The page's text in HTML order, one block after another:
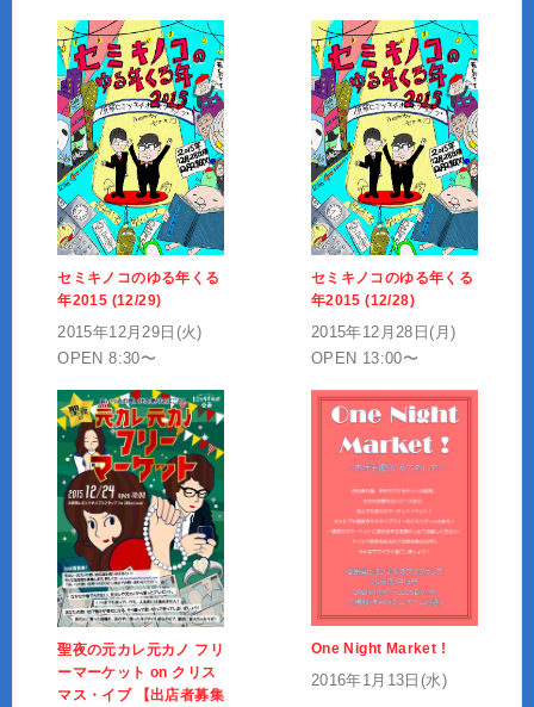
セミキノコのゆる年くる
年2015 (12/29)
2015年12月29日(火)
OPEN 8:30〜
セミキノコのゆる年くる
年2015 (12/28)
2015年12月28日(月)
OPEN 13:00〜
聖夜の元カレ元カノ フリ
ーマーケット on クリス
マス・イブ 【出店者募集
One Night Market !
2016年1月13日(水)